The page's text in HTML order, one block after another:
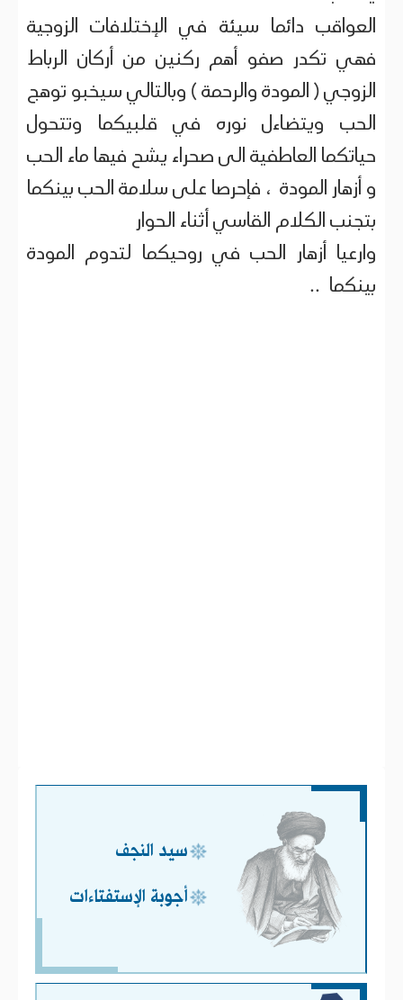
العواقب دائما سيئة في الإختلافات الزوجية
فهي تكدر صفو أهم ركنين من أركان الرباط
الزوجي ( المودة والرحمة ) وبالتالي سيخبو توهج
الحب ويتضاءل نوره في قلبيكما وتتحول
حياتكما العاطفية الى صحراء يشح فيها ماء الحب
و أزهار المودة ، فإحرصا على سلامة الحب بينكما
بتجنب الكلام القاسي أثناء الحوار
وارعيا أزهار الحب في روحيكما لتدوم المودة
بينكما ..
سيد النجف
أجوبة الإستفتاءات